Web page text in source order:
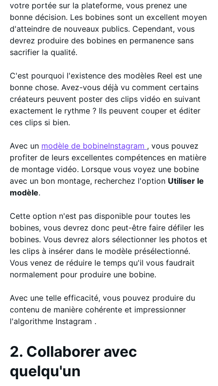
votre portée sur la plateforme, vous prenez une
bonne décision. Les bobines sont un excellent moyen
d'atteindre de nouveaux publics. Cependant, vous
devrez produire des bobines en permanence sans
sacrifier la qualité.
C'est pourquoi l'existence des modèles Reel est une
bonne chose. Avez-vous déjà vu comment certains
créateurs peuvent poster des clips vidéo en suivant
exactement le rythme ? Ils peuvent couper et éditer
ces clips si bien.
Avec un modèle de bobineInstagram , vous pouvez
profiter de leurs excellentes compétences en matière
de montage vidéo. Lorsque vous voyez une bobine
avec un bon montage, recherchez l'option Utiliser le
modèle.
Cette option n'est pas disponible pour toutes les
bobines, vous devrez donc peut-être faire défiler les
bobines. Vous devrez alors sélectionner les photos et
les clips à insérer dans le modèle présélectionné.
Vous venez de réduire le temps qu'il vous faudrait
normalement pour produire une bobine.
Avec une telle efficacité, vous pouvez produire du
contenu de manière cohérente et impressionner
l'algorithme Instagram .
2. Collaborer avec
quelqu'un